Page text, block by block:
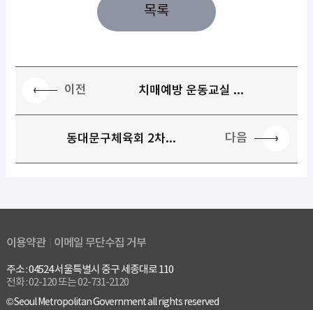
목록
이전 치매예방 운동교실 ...
동대문구체육회 2차... 다음
이용약관 이메일 무단수집 거부
주소 : 04524 서울특별시 중구 세종대로 110
전화 : 02-120 또는 02-731-2120
© Seoul Metropolitan Government all rights reserved